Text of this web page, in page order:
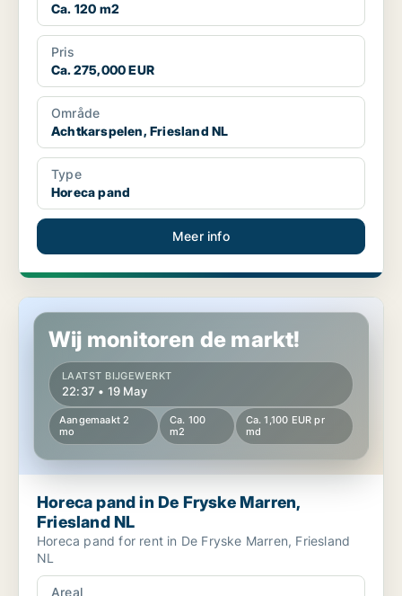
Ca. 120 m2
Pris
Ca. 275,000 EUR
Område
Achtkarspelen, Friesland NL
Type
Horeca pand
Meer info
Horeca pand in De Fryske Marren, Friesland NL
Wij monitoren de markt!
LAATST BIJGEWERKT
22:37 • 19 May
Aangemaakt 2
mo
Ca. 100
m2
Ca. 1,100 EUR pr
md
Horeca pand in De Fryske Marren,
Friesland NL
Horeca pand for rent in De Fryske Marren, Friesland
NL
Areal